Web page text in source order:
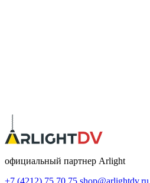
официальный партнер Arlight
+7 (4212) 75 70 75 shop@arlightdv.ru